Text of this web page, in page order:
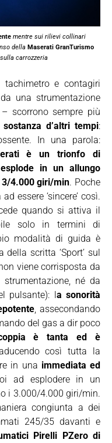
mentre sui rilievi collinari
della Maserati GranTurismo
carrozzeria
e contagiri
una strumentazione
scorrono sempre più
sostanza d’altri tempi:
In una parola:
è un trionfo di
esplode in un allungo
4.000 giri/min. Poche
essere ‘sincere’ così.
quando si attiva il
solo in termini di
modalità di guida è
scritta ‘Sport’ sul
viene corrisposta da
né da
pulsante): la sonorità
, assecondando
del gas a dir poco
è tanta ed è
così tutta la
in una immediata ed
ad esplodere in un
i 3.000/4.000 giri/min.
congiunta a dei
245/35 davanti e
Pirelli PZero di